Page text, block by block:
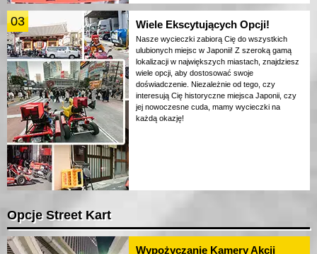
03 Wiele Ekscytujących Opcji!
Nasze wycieczki zabiorą Cię do wszystkich
ulubionych miejsc w Japonii! Z szeroką gamą
lokalizacji w największych miastach, znajdziesz
wiele opcji, aby dostosować swoje
doświadczenie. Niezależnie od tego, czy
interesują Cię historyczne miejsca Japonii, czy
jej nowoczesne cuda, mamy wycieczki na
każdą okazję!
Opcje Street Kart
Wypożyczanie Kamery Akcji